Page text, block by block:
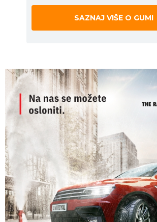
SAZNAJ VIŠE O GUMI